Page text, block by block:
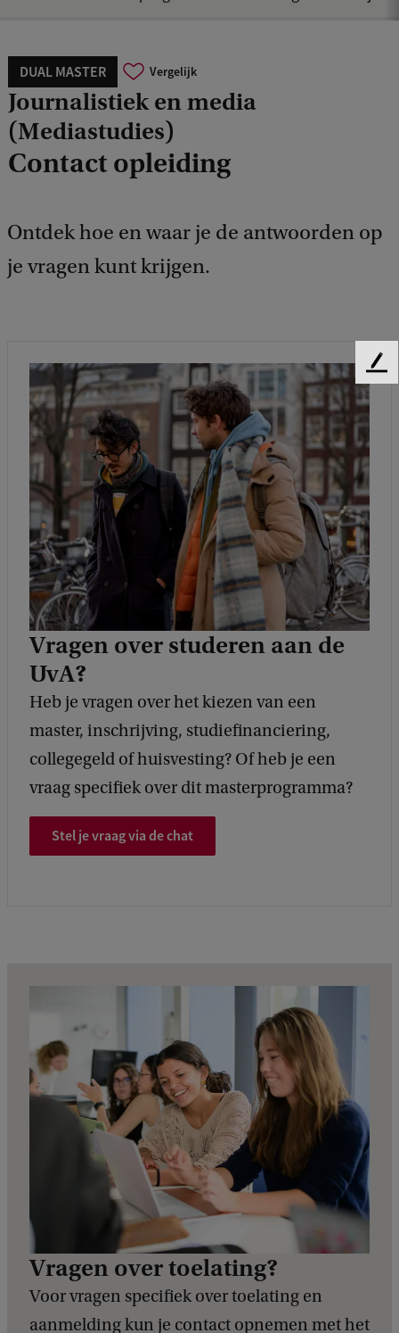
DUAL MASTER Vergelijk
Journalistiek en media
(Mediastudies)
Contact opleiding
Ontdek hoe en waar je de antwoorden op
je vragen kunt krijgen.
Vragen over studeren aan de
UvA?
Heb je vragen over het kiezen van een
master, inschrijving, studiefinanciering,
collegegeld of huisvesting? Of heb je een
vraag specifiek over dit masterprogramma?
Stel je vraag via de chat
Vragen over toelating?
Voor vragen specifiek over toelating en
aanmelding kun je contact opnemen met het
F